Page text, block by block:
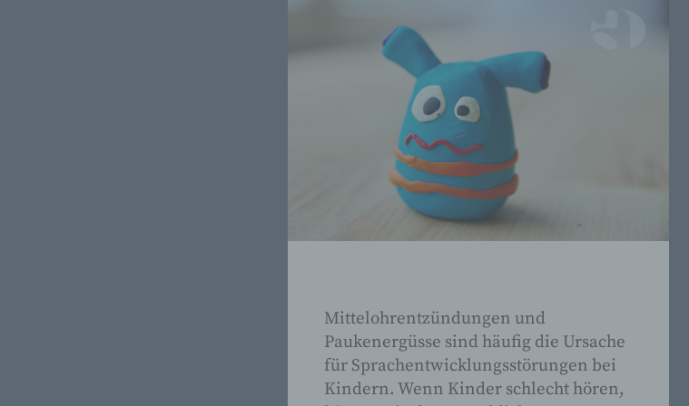
Mittelohrentzündungen und
Paukenergüsse sind häufig die Ursache
für Sprachentwicklungsstörungen bei
Kindern. Wenn Kinder schlecht hören,
Bereitstellung, den Abgleich oder die